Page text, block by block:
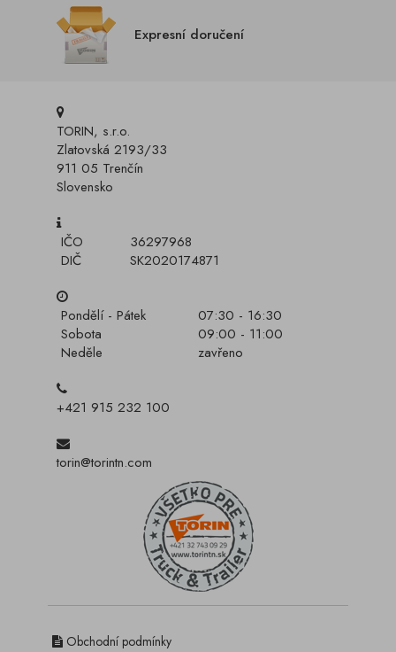
Expresní doručení
TORIN, s.r.o.
Zlatovská 2193/33
911 05 Trenčín
Slovensko
IČO
36297968
DIČ
SK2020174871
Pondělí - Pátek
07:30 - 16:30
Sobota
09:00 - 11:00
Neděle
zavřeno
+421 915 232 100
torin@torintn.com
Obchodní podmínky